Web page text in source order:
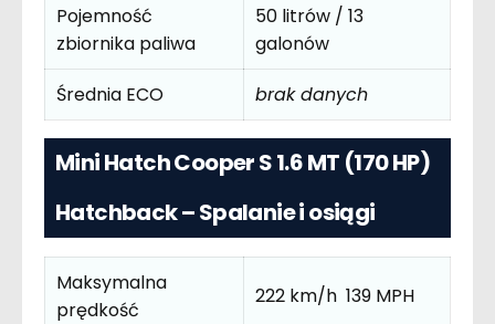
Pojemność
zbiornika paliwa
50 litrów / 13
galonów
Średnia ECO
brak danych
Mini Hatch Cooper S 1.6 MT (170 HP)
Hatchback – Spalanie i osiągi
Maksymalna
prędkość
222 km/h 139 MPH